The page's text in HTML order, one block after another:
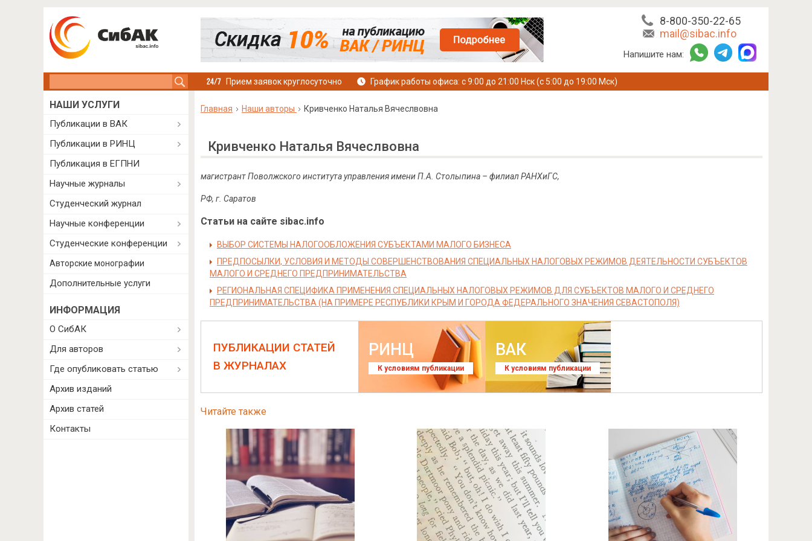
8-800-350-22-65
mail@sibac.info
Напишите нам:
Прием заявок круглосуточно График работы офиса: с 9:00 до 21:00 Нск (с 5:00 до 19:00 Мск)
Главная Наши авторы Кривченко Наталья Вячеслвовна
Кривченко Наталья Вячеслвовна
магистрант Поволжского института управления имени П.А. Столыпина – филиал РАНХиГС,
РФ, г. Саратов
Статьи на сайте sibac.info
ВЫБОР СИСТЕМЫ НАЛОГООБЛОЖЕНИЯ СУБЪЕКТАМИ МАЛОГО БИЗНЕСА
ПРЕДПОСЫЛКИ, УСЛОВИЯ И МЕТОДЫ СОВЕРШЕНСТВОВАНИЯ СПЕЦИАЛЬНЫХ НАЛОГОВЫХ РЕЖИМОВ ДЕЯТЕЛЬНОСТИ СУБЪЕКТОВ
МАЛОГО И СРЕДНЕГО ПРЕДПРИНИМАТЕЛЬСТВА
РЕГИОНАЛЬНАЯ СПЕЦИФИКА ПРИМЕНЕНИЯ СПЕЦИАЛЬНЫХ НАЛОГОВЫХ РЕЖИМОВ ДЛЯ СУБЪЕКТОВ МАЛОГО И СРЕДНЕГО
ПРЕДПРИНИМАТЕЛЬСТВА (НА ПРИМЕРЕ РЕСПУБЛИКИ КРЫМ И ГОРОДА ФЕДЕРАЛЬНОГО ЗНАЧЕНИЯ СЕВАСТОПОЛЯ)
ПУБЛИКАЦИИ СТАТЕЙ
В ЖУРНАЛАХ
РИНЦ
К условиям публикации
ВАК
К условиям публикации
Читайте также
НАШИ УСЛУГИ
Публикации в ВАК
Публикации в РИНЦ
Публикация в ЕГПНИ
Научные журналы
Студенческий журнал
Научные конференции
Студенческие конференции
Авторские монографии
Дополнительные услуги
ИНФОРМАЦИЯ
О СибАК
Для авторов
Где опубликовать статью
Архив изданий
Архив статей
Контакты